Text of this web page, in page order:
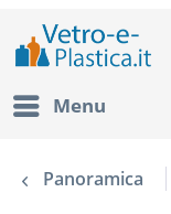
Menu
Panoramica